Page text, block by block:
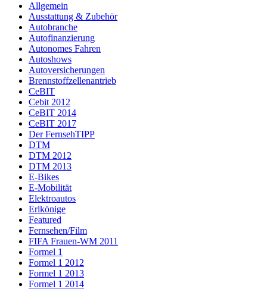
Allgemein
Ausstattung & Zubehör
Autobranche
Autofinanzierung
Autonomes Fahren
Autoshows
Autoversicherungen
Brennstoffzellenantrieb
CeBIT
Cebit 2012
CeBIT 2014
CeBIT 2017
Der FernsehTIPP
DTM
DTM 2012
DTM 2013
E-Bikes
E-Mobilität
Elektroautos
Erlkönige
Featured
Fernsehen/Film
FIFA Frauen-WM 2011
Formel 1
Formel 1 2012
Formel 1 2013
Formel 1 2014